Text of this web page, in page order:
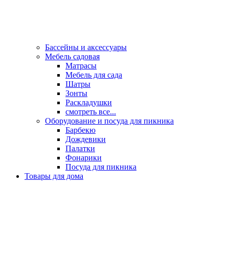
Бассейны и аксессуары
Мебель садовая
Матрасы
Мебель для сада
Шатры
Зонты
Раскладушки
смотреть все...
Оборудование и посуда для пикника
Барбекю
Дождевики
Палатки
Фонарики
Посуда для пикника
Товары для дома